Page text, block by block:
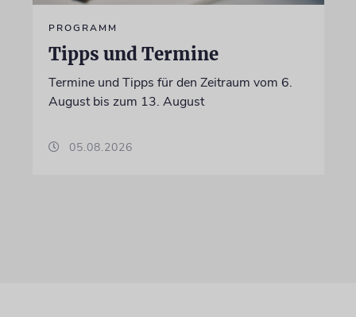
PROGRAMM
Tipps und Termine
Termine und Tipps für den Zeitraum vom 6.
August bis zum 13. August
05.08.2026